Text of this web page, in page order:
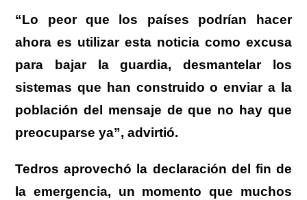
“Lo peor que los países podrían hacer
ahora es utilizar esta noticia como excusa
para bajar la guardia, desmantelar los
sistemas que han construido o enviar a la
población del mensaje de que no hay que
preocuparse ya”, advirtió.
Tedros aprovechó la declaración del fin de
la emergencia, un momento que muchos